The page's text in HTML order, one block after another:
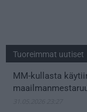
Tuoreimmat uutiset
MM-kullasta